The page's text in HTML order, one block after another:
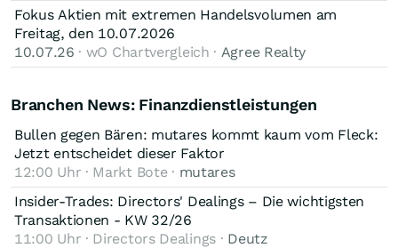
Fokus Aktien mit extremen Handelsvolumen am
Freitag, den 10.07.2026
10.07.26 · wO Chartvergleich · Agree Realty
Branchen News: Finanzdienstleistungen
Bullen gegen Bären: mutares kommt kaum vom Fleck:
Jetzt entscheidet dieser Faktor
12:00 Uhr · Markt Bote · mutares
Insider-Trades: Directors' Dealings – Die wichtigsten
Transaktionen - KW 32/26
11:00 Uhr · Directors Dealings · Deutz